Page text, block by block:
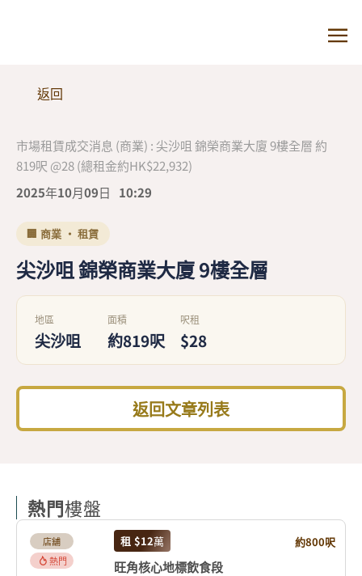
返回
市場租賃成交消息 (商業) : 尖沙咀 錦榮商業大廈 9樓全層 約
819呎 @28 (總租金約HK$22,932)
2025年10月09日
10:29
🏢 商業 · 租賃
尖沙咀 錦榮商業大廈 9樓全層
地區
尖沙咀
面積
約819呎
呎租
$28
返回文章列表
熱門樓盤
店舖
熱門
租 $12萬 約800呎
旺角核心地標飲食段